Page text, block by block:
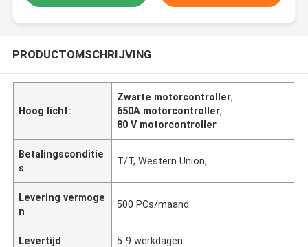
PRODUCTOMSCHRIJVING
Hoog licht:
Zwarte motorcontroller,
650A motorcontroller,
80 V motorcontroller
Betalingsconditie
s
T/T, Western Union,
Levering vermoge
n
500 PCs/maand
Levertijd 5-9 werkdagen